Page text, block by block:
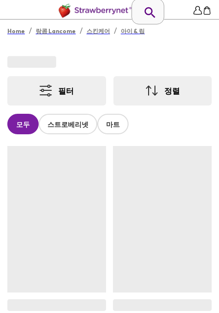
Home / 랑콤 Lancome / 스킨케어 / 아이 & 립
필터 정렬
모두 스트로베리넷 마트